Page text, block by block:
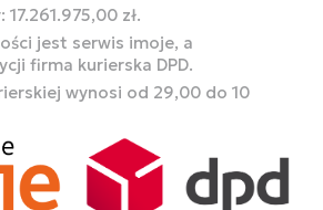
zł.
jest serwis imoje, a
firma kurierska DPD.
wynosi od 29,00 do 10